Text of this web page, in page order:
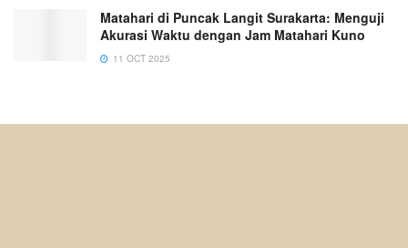
Matahari di Puncak Langit Surakarta: Menguji
Akurasi Waktu dengan Jam Matahari Kuno
11 OCT 2025